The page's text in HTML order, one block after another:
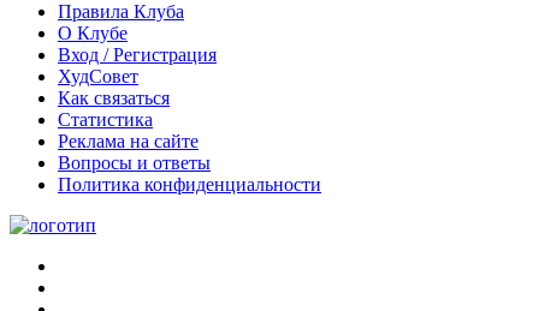
Правила Клуба
О Клубе
Вход / Регистрация
ХудСовет
Как связаться
Статистика
Реклама на сайте
Вопросы и ответы
Политика конфиденциальности